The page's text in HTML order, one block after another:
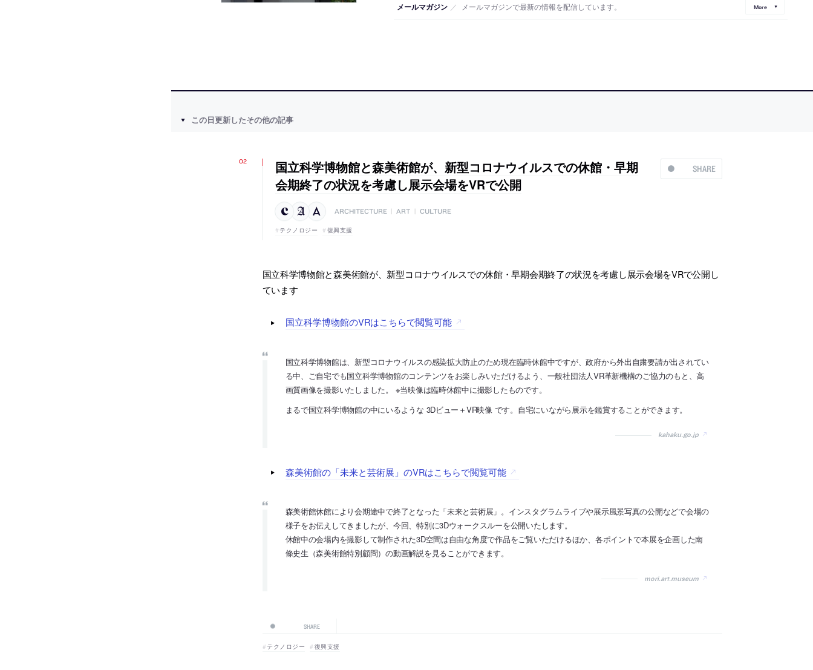
メールマガジン ／ メールマガジンで最新の情報を配信しています。 More
この日更新したその他の記事
SHARE
国立科学博物館と森美術館が、新型コロナウイルスでの休館・早期
会期終了の状況を考慮し展示会場をVRで公開
ARCHITECTURE ART CULTURE
テクノロジー 復興支援
国立科学博物館と森美術館が、新型コロナウイルスでの休館・早期会期終了の状況を考慮し展示会場をVRで公開し
ています
国立科学博物館のVRはこちらで閲覧可能
国立科学博物館は、新型コロナウイルスの感染拡大防止のため現在臨時休館中ですが、政府から外出自粛要請が出されてい
る中、ご自宅でも国立科学博物館のコンテンツをお楽しみいただけるよう、一般社団法人VR革新機構のご協力のもと、高
画質画像を撮影いたしました。 ※当映像は臨時休館中に撮影したものです。
まるで国立科学博物館の中にいるような 3Dビュー＋VR映像 です。自宅にいながら展示を鑑賞することができます。
kahaku.go.jp
森美術館の「未来と芸術展」のVRはこちらで閲覧可能
森美術館休館により会期途中で終了となった「未来と芸術展」。インスタグラムライブや展示風景写真の公開などで会場の
様子をお伝えしてきましたが、今回、特別に3Dウォークスルーを公開いたします。
休館中の会場内を撮影して制作された3D空間は自由な角度で作品をご覧いただけるほか、各ポイントで本展を企画した南
條史生（森美術館特別顧問）の動画解説を見ることができます。
mori.art.museum
SHARE
テクノロジー 復興支援